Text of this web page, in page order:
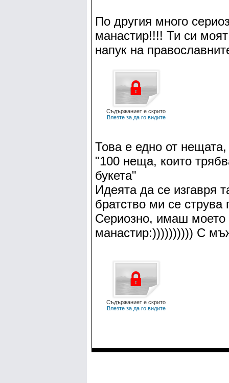
По другия много
манастир!!!! Ти си
напук на
Съдържаниет е скрито
Влезте за да го видите
Това е едно от
"100 неща, които
букета"
Идеята да се изгавря
братство ми се струва
Сериозно, имаш моето
манастир:)))))))))) С
Съдържаниет е скрито
Влезте за да го видите